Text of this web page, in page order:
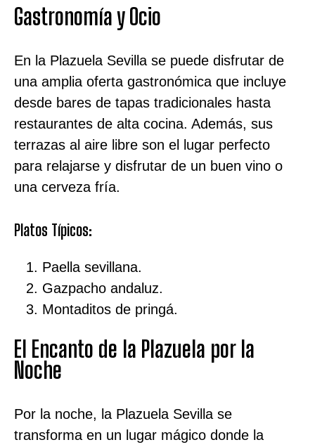
Gastronomía y Ocio
En la Plazuela Sevilla se puede disfrutar de
una amplia oferta gastronómica que incluye
desde bares de tapas tradicionales hasta
restaurantes de alta cocina. Además, sus
terrazas al aire libre son el lugar perfecto
para relajarse y disfrutar de un buen vino o
una cerveza fría.
Platos Típicos:
Paella sevillana.
Gazpacho andaluz.
Montaditos de pringá.
El Encanto de la Plazuela por la
Noche
Por la noche, la Plazuela Sevilla se
transforma en un lugar mágico donde la